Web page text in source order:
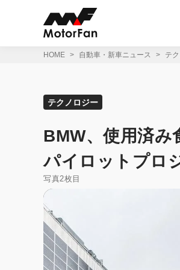
HOME 自動車・新車ニュース テ
テクノロジー
BMW、使用済み
パイロットプロ
写真2枚目